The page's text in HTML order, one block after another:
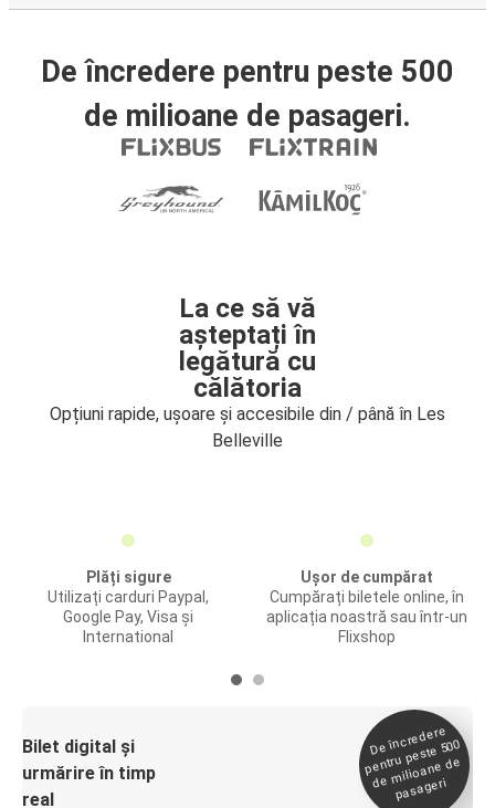
De încredere pentru peste 500
de milioane de pasageri.
La ce să vă
așteptați în
legătură cu
călătoria
Opțiuni rapide, ușoare și accesibile din / până în Les
Belleville
Plăți sigure
Utilizați carduri Paypal,
Google Pay, Visa și
International
Ușor de cumpărat
Cumpărați biletele online, în
aplicația noastră sau într-un
Flixshop
Bilet digital și
urmărire în timp
real
De încredere
pentru peste 500
de
milioane de
pasageri